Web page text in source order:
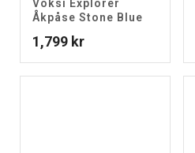
Voksi Explorer
Åkpåse Stone Blue
1,799 kr